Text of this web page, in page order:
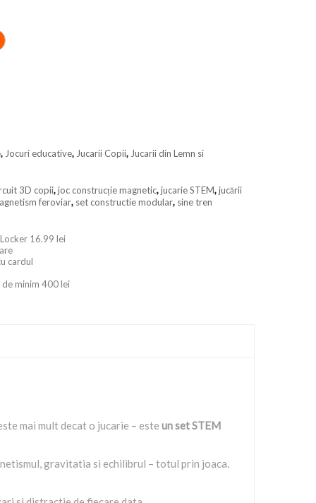
, Jocuri educative, Jucarii Copii, Jucarii din Lemn si
3D copii,joc construcție magnetic,jucarie STEM,jucării
feroviar, set constructie modular, sine tren
16.99 lei
cardul
minim 400 lei
mai mult decat o jucarie – este un set STEM
gravitatia si echilibrul – totul prin joaca.